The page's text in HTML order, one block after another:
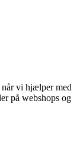
når vi hjælper med
på webshops og